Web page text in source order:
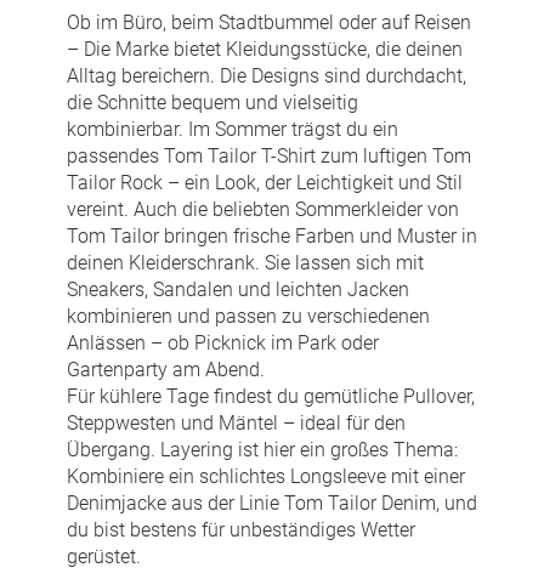
Ob im Büro, beim Stadtbummel oder auf Reisen
– Die Marke bietet Kleidungsstücke, die deinen
Alltag bereichern. Die Designs sind durchdacht,
die Schnitte bequem und vielseitig
kombinierbar. Im Sommer trägst du ein
passendes Tom Tailor T-Shirt zum luftigen Tom
Tailor Rock – ein Look, der Leichtigkeit und Stil
vereint. Auch die beliebten Sommerkleider von
Tom Tailor bringen frische Farben und Muster in
deinen Kleiderschrank. Sie lassen sich mit
Sneakers, Sandalen und leichten Jacken
kombinieren und passen zu verschiedenen
Anlässen – ob Picknick im Park oder
Gartenparty am Abend.
Für kühlere Tage findest du gemütliche Pullover,
Steppwesten und Mäntel – ideal für den
Übergang. Layering ist hier ein großes Thema:
Kombiniere ein schlichtes Longsleeve mit einer
Denimjacke aus der Linie Tom Tailor Denim, und
du bist bestens für unbeständiges Wetter
gerüstet.